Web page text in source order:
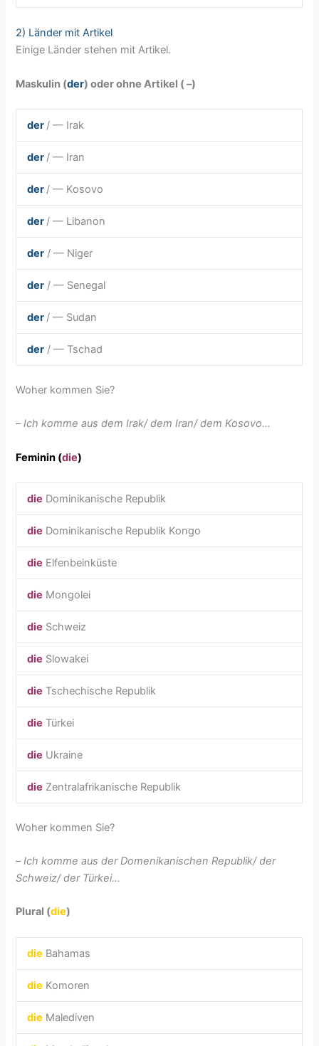
2) Länder mit Artikel
Einige Länder stehen mit Artikel.
Maskulin (der) oder ohne Artikel ( –)
der / — Irak
der / — Iran
der / — Kosovo
der / — Libanon
der / — Niger
der / — Senegal
der / — Sudan
der / — Tschad
Woher kommen Sie?
–Ich komme aus dem Irak/ dem Iran/ dem Kosovo…
Feminin (die)
die Dominikanische Republik
die Dominikanische Republik Kongo
die Elfenbeinküste
die Mongolei
die Schweiz
die Slowakei
die Tschechische Republik
die Türkei
die Ukraine
die Zentralafrikanische Republik
Woher kommen Sie?
–Ich komme aus der Domenikanischen Republik/ der
Schweiz/ der Türkei…
Plural (die)
die Bahamas
die Komoren
die Malediven